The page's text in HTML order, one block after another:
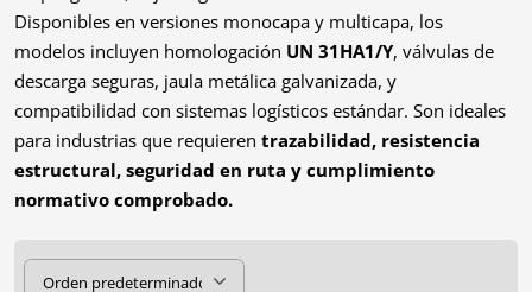
Disponibles en versiones monocapa y multicapa, los
modelos incluyen homologación UN 31HA1/Y, válvulas de
descarga seguras, jaula metálica galvanizada, y
compatibilidad con sistemas logísticos estándar. Son ideales
para industrias que requieren trazabilidad, resistencia
estructural, seguridad en ruta y cumplimiento
normativo comprobado.